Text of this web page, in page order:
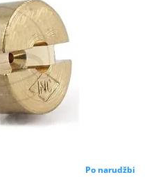
Po narudžbi